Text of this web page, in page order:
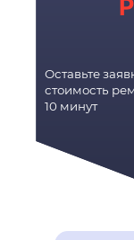
Оставьте
стоимость
10 минут